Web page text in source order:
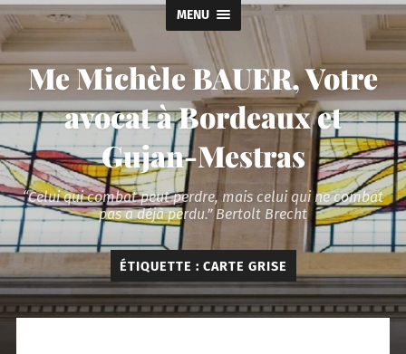
MENU
Me Michèle BAUER, Votre
avocat à Bordeaux et
Gujan-Mestras
“Celui qui combat peut perdre, mais celui qui ne combat
pas a déjà perdu.” Bertolt Brecht
ÉTIQUETTE : CARTE GRISE